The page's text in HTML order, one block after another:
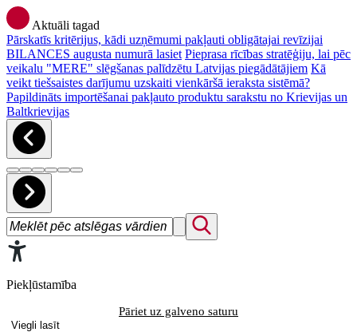
Aktuāli tagad
Pārskatīs kritērijus, kādi uzņēmumi pakļauti obligātajai revīzijai
BILANCES augusta numurā lasiet Pieprasa rīcības stratēģiju, lai pēc
veikalu "MERE" slēgšanas palīdzētu Latvijas piegādātājiem Kā
veikt tiešsaistes darījumu uzskaiti vienkāršā ieraksta sistēmā?
Papildināts importēšanai pakļauto produktu sarakstu no Krievijas un
Baltkrievijas
Piekļūstamība
Pāriet uz galveno saturu
Viegli lasīt